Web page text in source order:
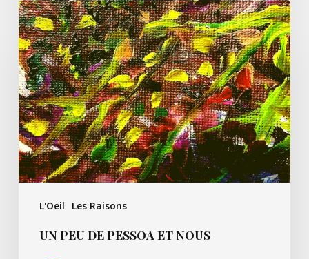
L'Oeil Les Raisons
Un
peu
de
Pessoa
et
nous
UN PEU DE PESSOA ET NOUS